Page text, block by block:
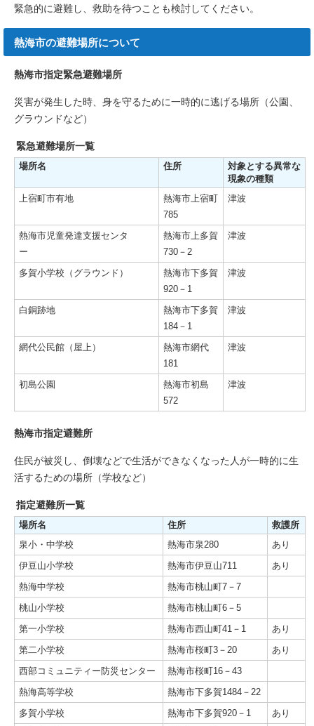
緊急的に避難し、救助を待つことも検討してください。
熱海市の避難場所について
熱海市指定緊急避難場所
災害が発生した時、身を守るために一時的に逃げる場所（公園、
グラウンドなど）
緊急避難場所一覧
場所名
住所
対象とする異常な
現象の種類
上宿町市有地
熱海市上宿町
785
津波
熱海市児童発達支援センタ
ー
熱海市上多賀
730－2
津波
多賀小学校（グラウンド）
熱海市下多賀
920－1
津波
白銅跡地
熱海市下多賀
184－1
津波
網代公民館（屋上）
熱海市網代
181
津波
初島公園
熱海市初島
572
津波
熱海市指定避難所
住民が被災し、倒壊などで生活ができなくなった人が一時的に生
活するための場所（学校など）
指定避難所一覧
場所名
住所
救護所
泉小・中学校
熱海市泉280
あり
伊豆山小学校
熱海市伊豆山711
あり
熱海中学校
熱海市桃山町7－7
桃山小学校
熱海市桃山町6－5
第一小学校
熱海市西山町41－1
あり
第二小学校
熱海市桜町3－20
あり
西部コミュニティー防災センター
熱海市桜町16－43
熱海高等学校
熱海市下多賀1484－22
多賀小学校
熱海市下多賀920－1
あり